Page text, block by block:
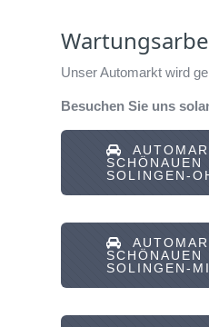
Unser Automarkt wird
Besuchen Sie uns
SCHÖNAUEN
SOLINGEN-
SCHÖNAUEN
SOLINGEN-